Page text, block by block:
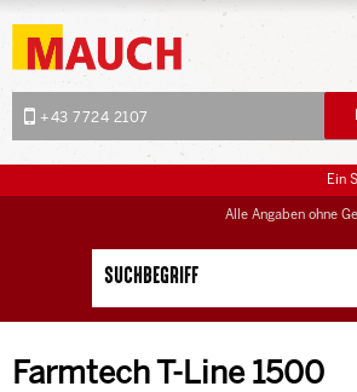
+43 7724 2107
Alle Angaben ohne
Ein
Farmtech T-Line 1500